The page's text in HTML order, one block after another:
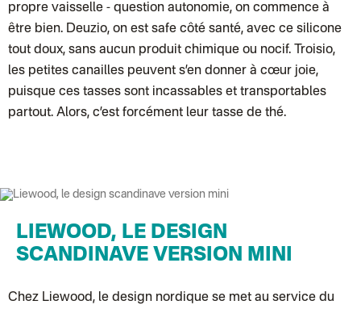
Test dropshipping
Colissimo suivi (expédition Soundivine)
Colissimo suivi (expédition Juste un arbre)
Colissimo suivi (expédition Cheer Moda)
Colis suivi (DPD)
Colissimo suivi (expédition June & Jane)
Lettre suivie (expédition Les Fils)
Lettre suivie (expédition April Eleven)
Lettre suivie (expédition Les mots doux)
Colissimo suivi (expédition Papier Curieux)
Lettre Suivie (expédition Atelier Wagram)
DPD colis suivi (expédition Bounce)
propre vaisselle - question autonomie, on commence à
être bien. Deuzio, on est safe côté santé, avec ce silicone
tout doux, sans aucun produit chimique ou nocif. Troisio,
les petites canailles peuvent s’en donner à cœur joie,
puisque ces tasses sont incassables et transportables
partout. Alors, c’est forcément leur tasse de thé.
LIEWOOD, LE DESIGN
SCANDINAVE VERSION MINI
Chez Liewood, le design nordique se met au service du